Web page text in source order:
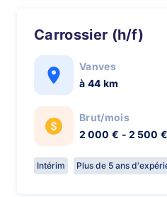
Carrossier (h/f)
Vanves
à 44 km
Brut/mois
2 000 € - 2 500 €
Intérim Plus de 5 ans